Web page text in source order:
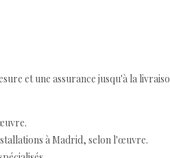
et une assurance jusqu'à la
à Madrid, selon l'œuvre.